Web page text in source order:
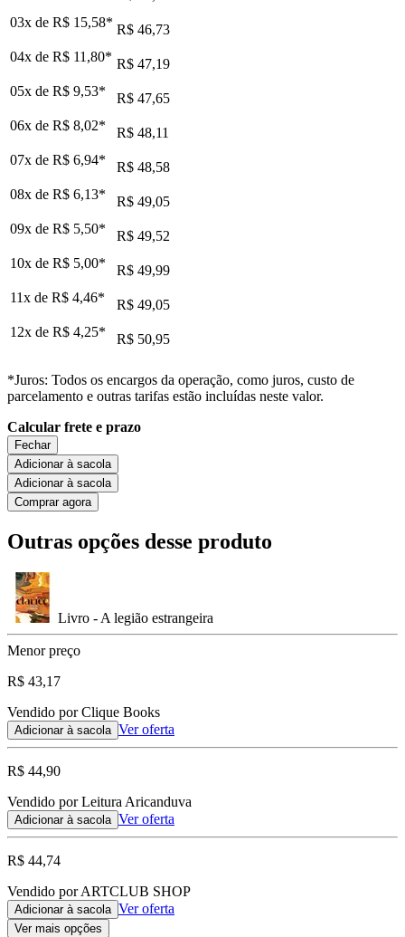
03x de R$ 15,58* R$ 46,73
04x de R$ 11,80* R$ 47,19
05x de R$ 9,53*
R$ 47,65
06x de R$ 8,02*
R$ 48,11
07x de R$ 6,94*
R$ 48,58
08x de R$ 6,13*
R$ 49,05
09x de R$ 5,50*
R$ 49,52
10x de R$ 5,00*
R$ 49,99
11x de R$ 4,46*
R$ 49,05
12x de R$ 4,25* R$ 50,95
*Juros: Todos os encargos da operação, como juros, custo de
parcelamento e outras tarifas estão incluídas neste valor.
Calcular frete e prazo
Fechar
Adicionar à sacola
Adicionar à sacola
Comprar agora
Outras opções desse produto
Livro - A legião estrangeira
Menor preço
R$ 43,17
Vendido por Clique Books
Adicionar à sacola Ver oferta
R$ 44,90
Vendido por Leitura Aricanduva
Adicionar à sacola Ver oferta
R$ 44,74
Vendido por ARTCLUB SHOP
Adicionar à sacola Ver oferta
Ver mais opções